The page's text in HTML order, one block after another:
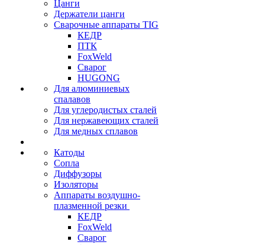
Цанги
Держатели цанги
Сварочные аппараты TIG
КЕДР
ПТК
FoxWeld
Сварог
HUGONG
Для алюминиевых
спалавов
Для углеродистых сталей
Для нержавеющих сталей
Для медных сплавов
Катоды
Сопла
Диффузоры
Изоляторы
Аппараты воздушно-
плазменной резки
КЕДР
FoxWeld
Сварог